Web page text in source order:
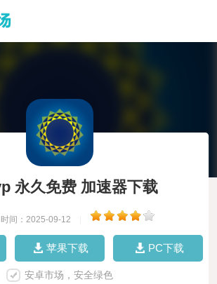
永久免费 加速器下载
时间：2025-09-12
苹果下载 PC下载
安卓市场，安全绿色